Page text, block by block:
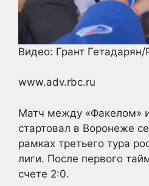
Видео: Грант
www.adv.rbc.ru
Матч между «Факелом»
стартовал в Воронеже
рамках третьего тура
лиги. После первого
счете 2:0.